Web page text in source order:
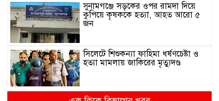
সুনামগঞ্জে সড়কের ওপর রামদা দিয়ে
কুপিয়ে কৃষককে হত্যা, আহত আরো ৫
জন
সিলেটে শিশুকন্যা ফাহিমা ধর্ষণচেষ্টা ও
হত্যা মামলায় জাকিরের মৃত্যুদণ্ড